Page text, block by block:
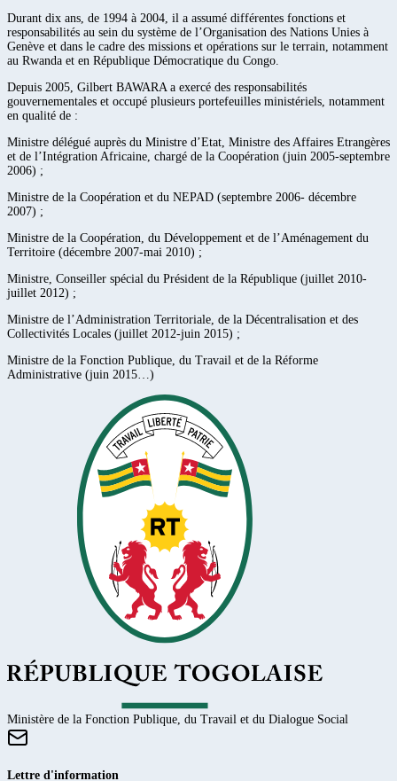
Durant dix ans, de 1994 à 2004, il a assumé différentes fonctions et
responsabilités au sein du système de l’Organisation des Nations Unies à
Genève et dans le cadre des missions et opérations sur le terrain, notamment
au Rwanda et en République Démocratique du Congo.
Depuis 2005, Gilbert BAWARA a exercé des responsabilités
gouvernementales et occupé plusieurs portefeuilles ministériels, notamment
en qualité de :
Ministre délégué auprès du Ministre d’Etat, Ministre des Affaires Etrangères
et de l’Intégration Africaine, chargé de la Coopération (juin 2005-septembre
2006) ;
Ministre de la Coopération et du NEPAD (septembre 2006- décembre
2007) ;
Ministre de la Coopération, du Développement et de l’Aménagement du
Territoire (décembre 2007-mai 2010) ;
Ministre, Conseiller spécial du Président de la République (juillet 2010-
juillet 2012) ;
Ministre de l’Administration Territoriale, de la Décentralisation et des
Collectivités Locales (juillet 2012-juin 2015) ;
Ministre de la Fonction Publique, du Travail et de la Réforme
Administrative (juin 2015…)
Ministère de la Fonction Publique, du Travail et du Dialogue Social
Lettre d'information